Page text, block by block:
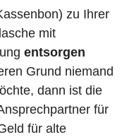
zu Ihrer
mit
entsorgen
Grund niemand
dann ist die
für
für alte